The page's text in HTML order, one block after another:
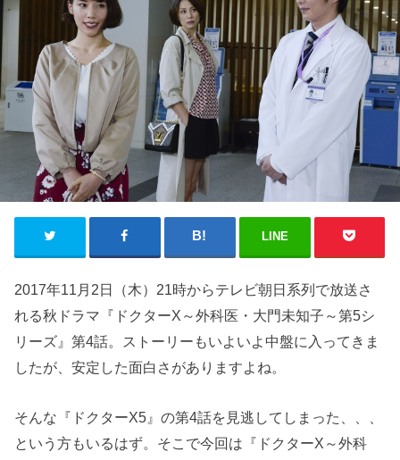
LINE
2017年11月2日（木）21時からテレビ朝日系列で放送さ
れる秋ドラマ『ドクターX～外科医・大門未知子～第5シ
リーズ』第4話。ストーリーもいよいよ中盤に入ってきま
したが、安定した面白さがありますよね。
そんな『ドクターX5』の第4話を見逃してしまった、、、
という方もいるはず。そこで今回は『ドクターX～外科